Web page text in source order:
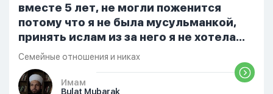
вместе 5 лет, не могли поженится
потому что я не была мусульманкой,
принять ислам из за него я не хотела
так как знала что это большой грех, я
пришла к этому сома, около двух
месяцев назад я приняла ислам, я это
Семейные отношения и никах
Имам
Bulat Mubarak